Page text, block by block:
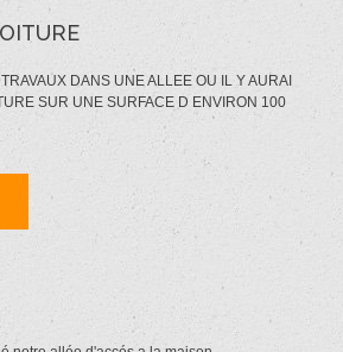
DANS UNE ALLEE OU IL Y AURAI
SUR UNE SURFACE D ENVIRON 100